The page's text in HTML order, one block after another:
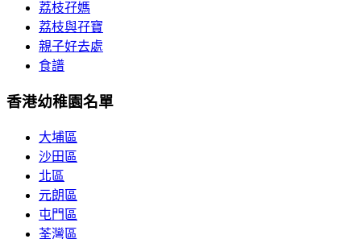
荔枝孖媽
荔枝與孖寶
親子好去處
食譜
香港幼稚園名單
大埔區
沙田區
北區
元朗區
屯門區
荃灣區